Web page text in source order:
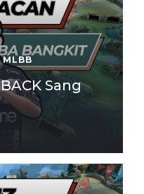
MLBB
Sang